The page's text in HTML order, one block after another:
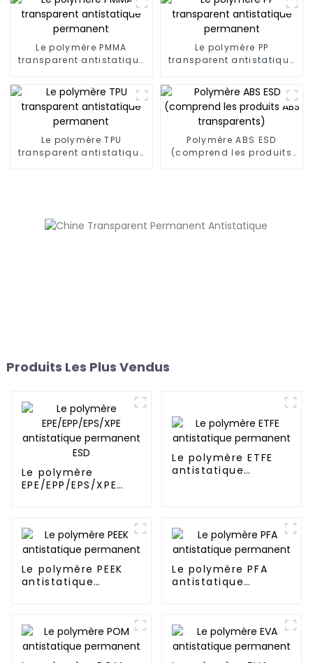
Le polymère PMMA
transparent antistatique
Le polymère PP
transparent antistatique
Le polymère TPU
transparent antistatique
Polymère ABS ESD
(comprend les produits
Produits Les Plus Vendus
Le polymère
EPE/EPP/EPS/XPE
Le polymère ETFE
antistatique
Le polymère PEEK
antistatique
Le polymère PFA
antistatique